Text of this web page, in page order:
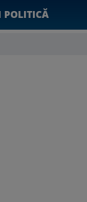
POLITICĂ